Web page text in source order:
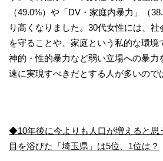
（49.0%）や「DV・家庭内暴力」（
り高くなりました。30代女性には、
を守ることや、家庭という私的な環境
神的・性的暴力など弱い立場への暴力
速に実現すべきだとする人が多いので
◆10年後に今よりも人口が増えると
目を浴びた「埼玉県」は5位、1位は？